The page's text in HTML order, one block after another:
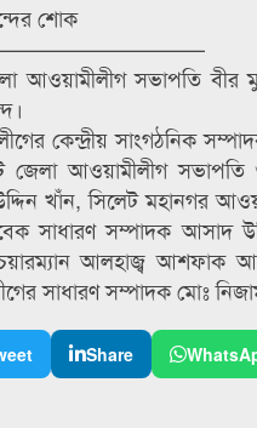
শোক
আওয়ামীলীগ সভাপতি বীর
কেন্দ্রীয় সাংগঠনিক
জেলা আওয়ামীলীগ
খাঁন, সিলেট মহানগর
সাধারণ সম্পাদক আসাদ
আলহাজ্ব আশফাক
সাধারণ সম্পাদক মোঃ
Share